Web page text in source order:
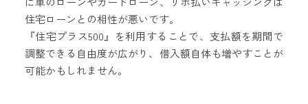
住宅ローンとの相性が悪いです。
『住宅プラス500』を利用することで、支払額を期間で
調整できる自由度が広がり、借入額自体も増やすことが
可能かもしれません。